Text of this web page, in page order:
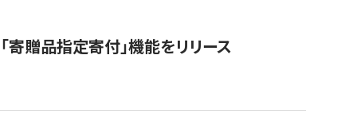
贈品指定寄付」機能をリリース